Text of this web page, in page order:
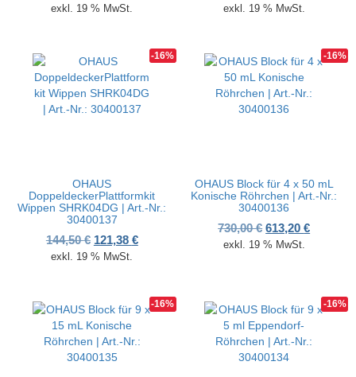
exkl. 19 % MwSt. exkl. 19 % MwSt.
-16%
OHAUS
DoppeldeckerPlattformkit
Wippen SHRK04DG | Art.-Nr.:
30400137
144,50€ Ursprünglicher Preis war: 144,50 €
121,38 €Aktueller Preis ist: 121,38 €.
exkl. 19 % MwSt.
-16%
OHAUS Block für 4 x 50 mL
Konische Röhrchen | Art.-Nr.:
30400136
730,00€ Ursprünglicher
613,20€
exkl. 19 % MwSt.
-16% -16%